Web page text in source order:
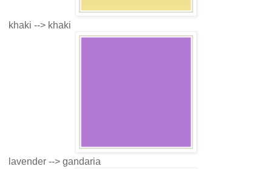
khaki --> khaki
lavender --> gandaria